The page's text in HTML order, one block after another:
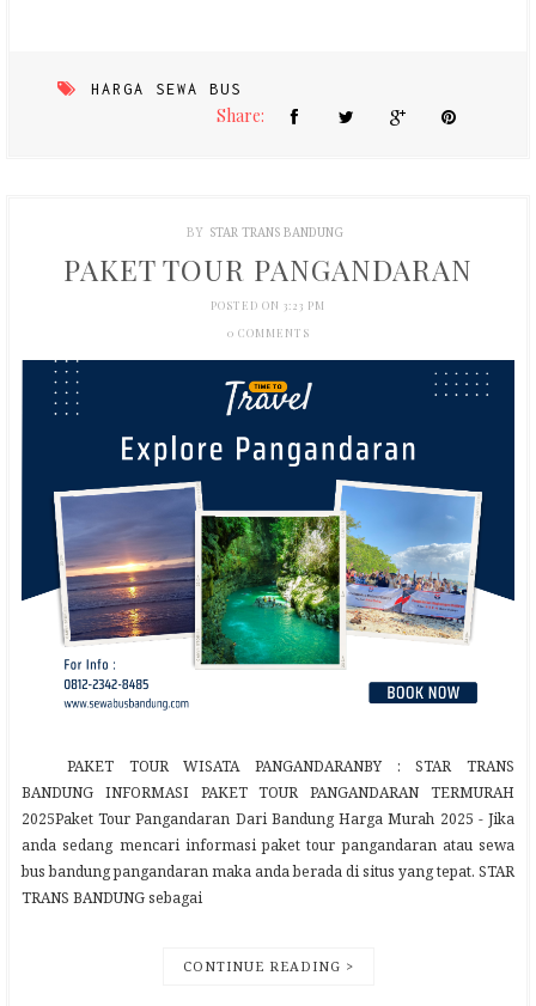
HARGA SEWA BUS
Share:
BY STAR TRANS BANDUNG
PAKET TOUR PANGANDARAN
POSTED ON 3:23 PM
0 COMMENTS
PAKET TOUR WISATA PANGANDARANBY : STAR TRANS
BANDUNG INFORMASI PAKET TOUR PANGANDARAN TERMURAH
2025Paket Tour Pangandaran Dari Bandung Harga Murah 2025 - Jika
anda sedang mencari informasi paket tour pangandaran atau sewa
bus bandung pangandaran maka anda berada di situs yang tepat. STAR
TRANS BANDUNG sebagai
CONTINUE READING >